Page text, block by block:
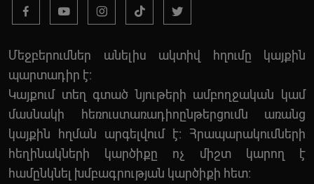
Մեջբերումներ անելիս ակտիվ հղումը կայքին
պարտադիր է:
Կայքում տեղ գտած նյութերի ամբողջական կամ
մասնակի հեռուստառադիոընթերցումն առանց
կայքին հղման արգելվում է: Հրապարակումների
հեղինակների կարծիքը ոչ միշտ կարող է
համընկնել խմբագրության կարծիքի հետ: